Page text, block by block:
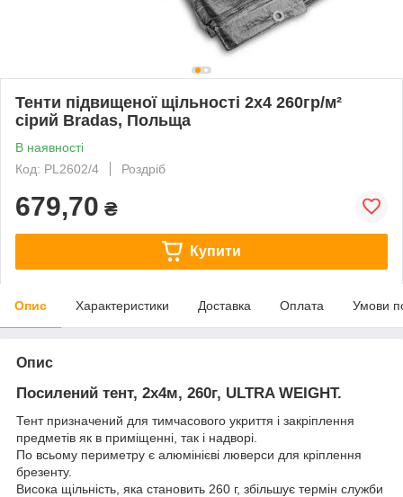
Тенти підвищеної щільності 2х4 260гр/м²
сірий Bradas, Польща
В наявності
Код: PL2602/4
Роздріб
679,70 ₴
Купити
Опис Характеристики Доставка Оплата Умови
Опис
Посилений тент, 2х4м, 260г, ULTRA WEIGHT.
Тент призначений для тимчасового укриття і закріплення
предметів як в приміщенні, так і надворі.
По всьому периметру є алюмінієві люверси для кріплення
брезенту.
Висока щільність, яка становить 260 г, збільшує термін служби